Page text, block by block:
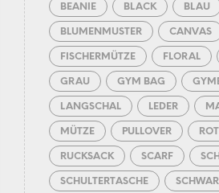
BEANIE BLACK BLAU
BLUMENMUSTER CANVAS
FISCHERMÜTZE FLORAL
GRAU GYM BAG
LANGSCHAL LEDER
MÜTZE PULLOVER ROT
RUCKSACK SCARF
SCHULTERTASCHE